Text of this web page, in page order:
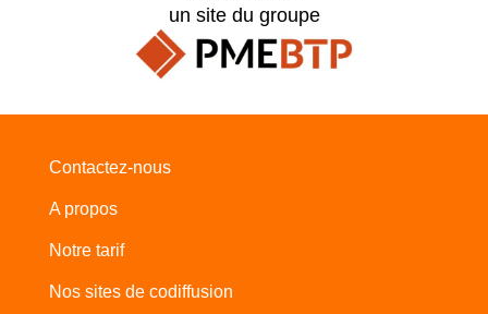
un site du groupe
Contactez-nous
A propos
Notre tarif
Nos sites de codiffusion